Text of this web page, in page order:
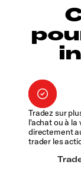
Tradez sur
l'achat ou à la
directement
trader les